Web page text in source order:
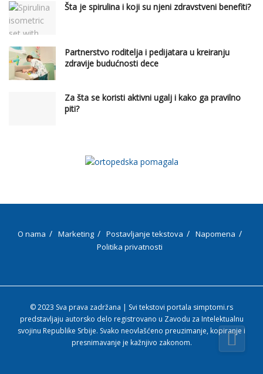
Šta je spirulina i koji su njeni zdravstveni benefiti?
Partnerstvo roditelja i pedijatara u kreiranju
zdravije budućnosti dece
Za šta se koristi aktivni ugalj i kako ga pravilno
piti?
O nama Marketing Postavljanje tekstova
Napomena
Politika privatnosti
© 2023 Sva prava zadržana | Svi tekstovi portala simptomi.rs
predstavljaju autorsko delo registrovano u Zavodu za Intelektualnu
svojinu Republike Srbije. Svako neovlašćeno preuzimanje, kopiranje i
presnimavanje je kažnjivo zakonom.